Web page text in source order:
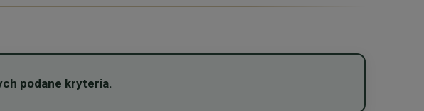
podane kryteria.